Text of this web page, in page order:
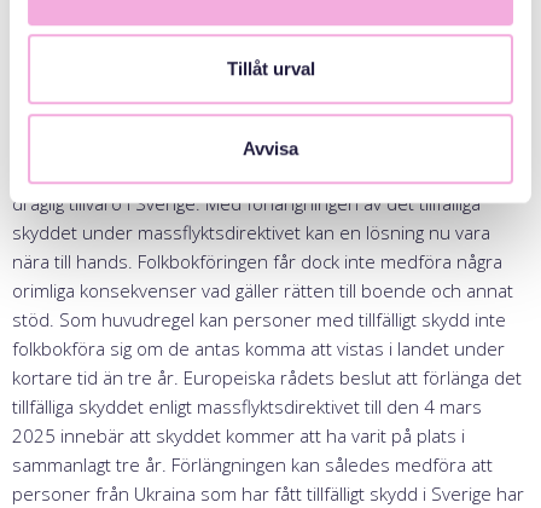
Tillåt urval
Avvisa
tio månader sedan.
som flyktingar från Ukraina kämpar med, men det skulle
underlätta livet, inte minst för många barnfamiljer. Trots att de
dräglig tillvaro i Sverige. Med förlängningen av det tillfälliga
skyddet under massflyktsdirektivet kan en lösning nu vara
nära till hands. Folkbokföringen får dock inte medföra några
orimliga konsekvenser vad gäller rätten till boende och annat
stöd. Som huvudregel kan personer med tillfälligt skydd inte
folkbokföra sig om de antas komma att vistas i landet under
kortare tid än tre år. Europeiska rådets beslut att förlänga det
tillfälliga skyddet enligt massflyktsdirektivet till den 4 mars
2025 innebär att skyddet kommer att ha varit på plats i
sammanlagt tre år. Förlängningen kan således medföra att
personer från Ukraina som har fått tillfälligt skydd i Sverige har